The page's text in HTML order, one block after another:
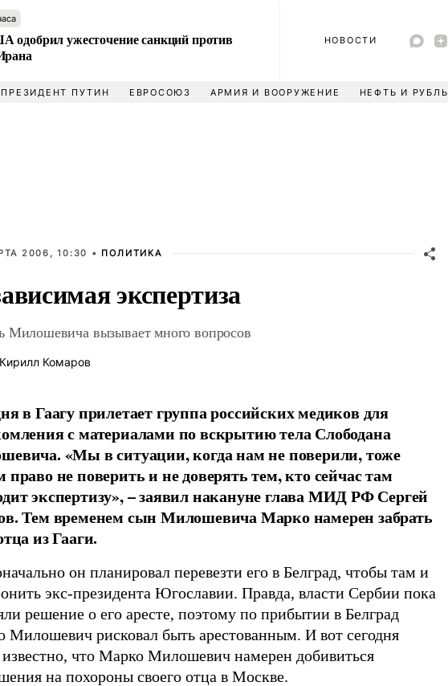
одобрил ужесточение санкций против
НОВОСТИ
ПРЕЗИДЕНТ ПУТИН ЕВРОСОЮЗ АРМИЯ И ВООРУЖЕНИЕ НЕФТЬ И РУБЛЬ
2006, 10:30 • ПОЛИТИКА
экспертиза
Милошевича вызывает много вопросов
Кирилл Комаров
в Гаагу прилетает группа российских медиков для
с материалами по вскрытию тела Слободана
«Мы в ситуации, когда нам не поверили, тоже
право не поверить и не доверять тем, кто сейчас там
экспертизу», – заявил накануне глава МИД РФ Сергей
Тем временем сын Милошевича Марко намерен забрать
из Гааги.
он планировал перевезти его в Белград, чтобы там и
экс-президента Югославии. Правда, власти Сербии пока
решение о его аресте, поэтому по прибытии в Белград
Милошевич рисковал быть арестованным. И вот сегодня
известно, что Марко Милошевич намерен добивиться
на похороны своего отца в Москве.